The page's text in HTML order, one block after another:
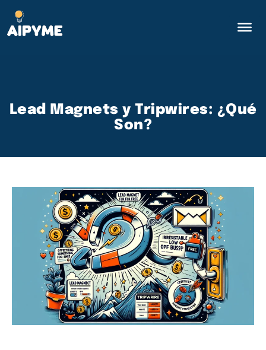
Lead Magnets y Tripwires: ¿Qué
Son?